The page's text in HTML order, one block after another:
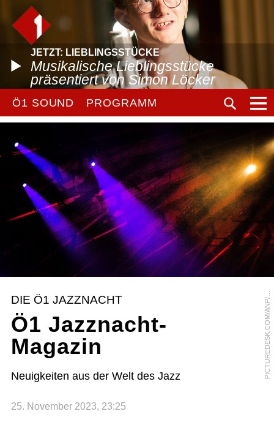
JETZT: LIEBLINGSSTÜCKE
Musikalische Lieblingsstücke
präsentiert von Simon Löcker
Ö1 SOUND PROGRAMM
P
I
C
T
U
R
E
D
E
S
K
.
C
O
M
/
A
N
P
/
R
A
M
O
N
V
A
N
F
L
Y
M
E
N
DIE Ö1 JAZZNACHT
Ö1 Jazznacht-
Magazin
Neuigkeiten aus der Welt des Jazz
25. November 2023, 23:25